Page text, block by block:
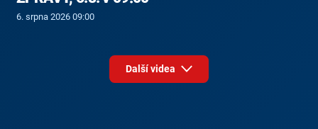
6. srpna 2026 09:00
Další videa